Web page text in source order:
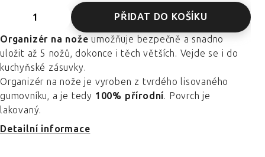
PŘIDAT DO KOŠÍKU
Organizér na nože umožňuje bezpečně a snadno
uložit až 5 nožů, dokonce i těch větších. Vejde se i do
kuchyňské zásuvky.
Organizér na nože je vyroben z tvrdého lisovaného
gumovníku, a je tedy 100% přírodní. Povrch je
lakovaný.
Detailní informace